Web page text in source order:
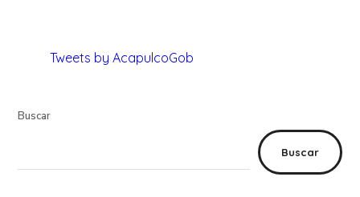
Tweets by AcapulcoGob
Buscar
Buscar